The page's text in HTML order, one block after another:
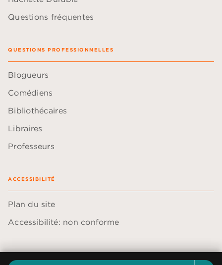
Questions fréquentes
QUESTIONS PROFESSIONNELLES
Blogueurs
Comédiens
Bibliothécaires
Libraires
Professeurs
ACCESSIBILITÉ
Plan du site
Accessibilité: non conforme